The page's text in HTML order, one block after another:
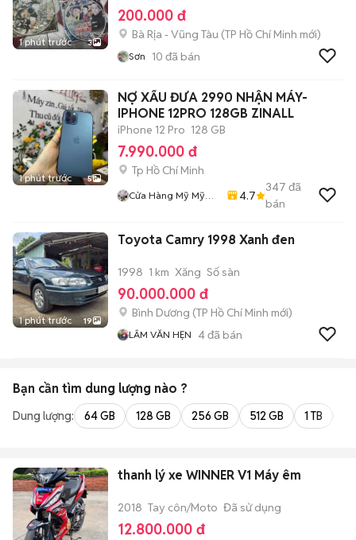
1 phút trước 3
200.000 đ
Bà Rịa - Vũng Tàu (TP Hồ Chí Minh mới)
Sơn 10 đã bán
1 phút trước 5
NỢ XẤU ĐƯA 2990 NHẬN MÁY-
IPHONE 12PRO 128GB ZINALL
iPhone 12 Pro 128 GB
7.990.000 đ
Tp Hồ Chí Minh
Cửa Hàng Mỹ Mỹ
4.7
347 đã
bán
1 phút trước 19
Toyota Camry 1998 Xanh đen
1998 1 km Xăng Số sàn
90.000.000 đ
Bình Dương (TP Hồ Chí Minh mới)
LÂM VĂN HẸN 4đã bán
Bạn cần tìm dung lượng nào ?
Dung lượng: 64 GB 128 GB 256 GB 512 GB 1 TB
thanh lý xe WINNER V1 Máy êm
2018 Tay côn/Moto Đã sử dụng
12.800.000 đ